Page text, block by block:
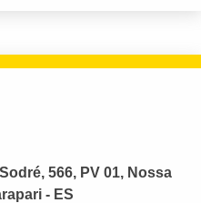
566, PV 01, Nossa
- ES